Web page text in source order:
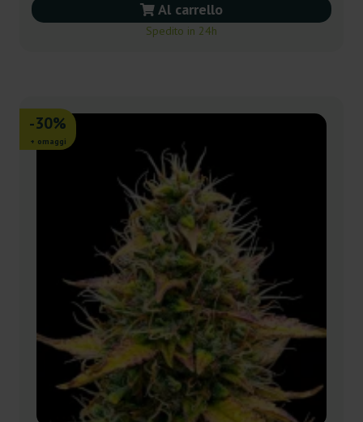
Al carrello
Spedito in 24h
-30%
+ omaggi